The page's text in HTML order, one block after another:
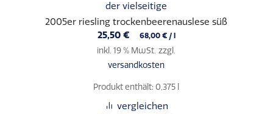
der vielseitige
2005er riesling trockenbeerenauslese süß
25,50 € 68,00 €/
inkl. 19 % MwSt. zzgl.
versandkosten
Produkt enthält: 0,375
vergleichen